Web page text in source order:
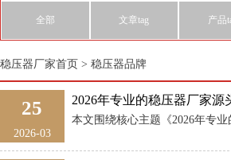
全部 文章tag 产品
稳压器厂家首页 > 稳压器品牌
25
2026-03
2026年专业的稳压器厂家源